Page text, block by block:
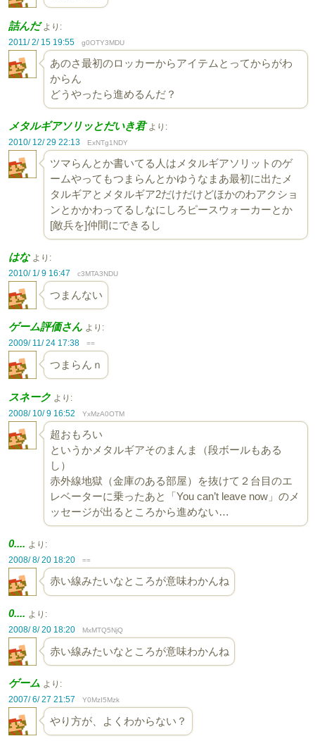
詰んだ より:
2011/ 2/ 15 19:55
g0OTY3MDU
あのさ最初のロッカーからアイテムとってからがわ
からん
どうやったら進めるんだ？
メタルギアソリッとだいき君 より:
2010/ 12/ 29 22:13
ExNTg1NDY
ツマらんとか書いてる人はメタルギアソリットのゲ
ームやってもつまらんとかゆうなまあ最初に出たメ
タルギアとメタルギア2だけだけどほかのわアクショ
ンとかかわってるしなにしろピースウォーカーとか
[敵兵を]仲間にできるし
はな より:
2010/ 1/ 9 16:47
c3MTA3NDU
つまんない
ゲーム評価さん より:
2009/ 11/ 24 17:38
==
つまらんｎ
スネーク より:
2008/ 10/ 9 16:52
YxMzA0OTM
超おもろい
というかメタルギアそのまんま（段ボールもある
し）
赤外線地獄（金庫のある部屋）を抜けて２台目のエ
レベーターに乗ったあと「You can’t leave now」のメ
ッセージが出るところから進めない…
0.... より:
2008/ 8/ 20 18:20
==
赤い線みたいなところが意味わかんね
0.... より:
2008/ 8/ 20 18:20
MxMTQ5NjQ
赤い線みたいなところが意味わかんね
ゲーム より:
2007/ 6/ 27 21:57
Y0MzI5Mzk
やり方が、よくわからない？